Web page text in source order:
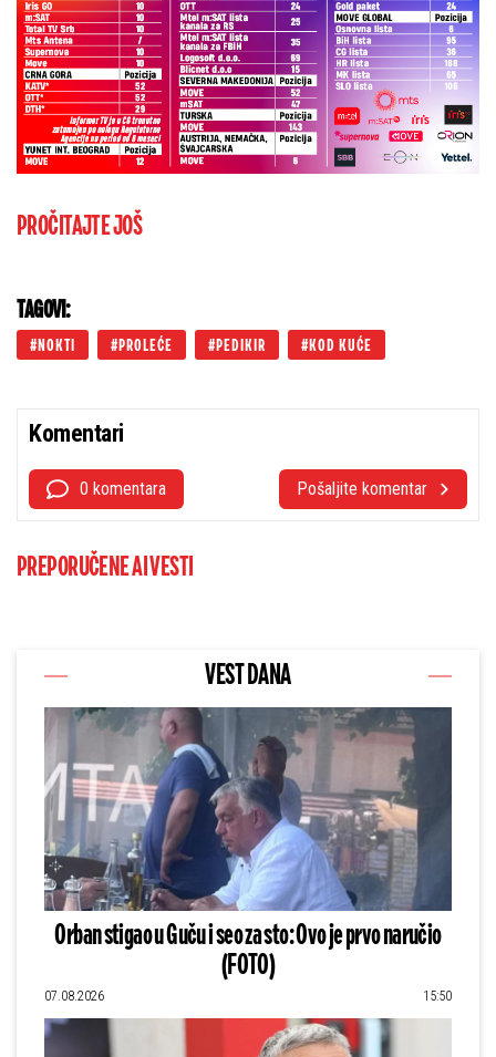
PROČITAJTE JOŠ
TAGOVI:
NOKTI PROLEĆE PEDIKIR KOD KUĆE
Komentari
0 komentara Pošaljite komentar
PREPORUČENE AI VESTI
VEST DANA
Orban stigao u Guču i seo za sto: Ovo je prvo naručio
(FOTO)
07.08.2026 15:50